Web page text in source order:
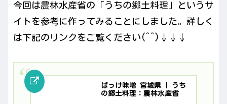
今回は農林水産省の「うちの郷土料理」というサ
イトを参考に作ってみることにしました。詳しく
は下記のリンクをご覧ください(^^)↓↓↓
ばっけ味噌 宮城県 | うち
の郷土料理：農林水産省